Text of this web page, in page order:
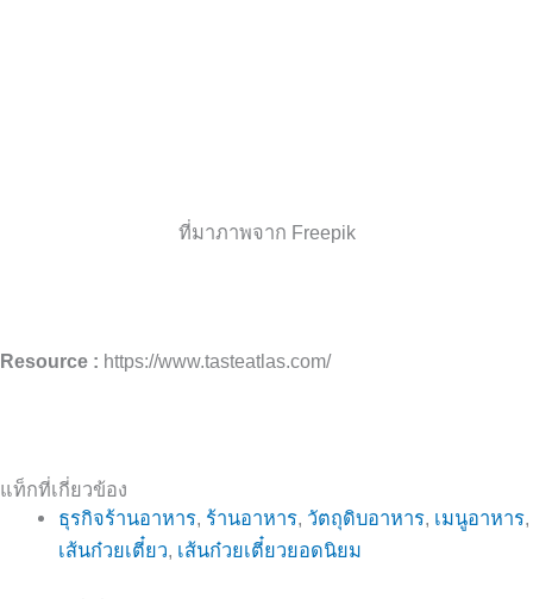
ที่มาภาพจาก Freepik
Resource : https://www.tasteatlas.com/
แท็กที่เกี่ยวข้อง
ธุรกิจร้านอาหาร, ร้านอาหาร, วัตถุดิบอาหาร, เมนูอาหาร,
เส้นก๋วยเตี๋ยว, เส้นก๋วยเตี๋ยวยอดนิยม